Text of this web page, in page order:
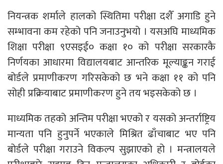
नियन्त्रक शर्माले हालको स्थितिमा परीक्षा दशैँ अगाडि हुने
सम्भावना कम रहेको पनि जनाउनुभयो । यसअघि माध्यमिक
शिक्षा परीक्षा ९एसइई० कक्षा १० को परीक्षा सरकारकै
निर्णयका आधारमा विद्यालयबाट आन्तरिक मूल्याङ्कन गराई
बोर्डले प्रमाणीकरण गरिसकेको छ भने कक्षा ११ को पनि
सोही प्रक्रियाबाट प्रमाणीकरण हुने तय भइसकेको छ ।
माध्यमिक तहको अन्तिम परीक्षा भएको र यसको अन्तर्राष्ट्रिय
मान्यता पनि हुनुपर्ने भएकाले मिश्रित ढाँचाबाट भए पनि
बोर्डले परीक्षा गराउने विकल्प सुझाएको हो । मन्त्रालयले